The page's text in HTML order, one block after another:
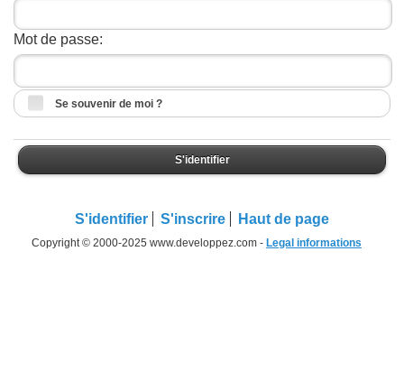
Mot de passe:
Se souvenir de moi ?
S'identifier
S'identifier S'inscrire Haut de page
Copyright © 2000-2025 www.developpez.com - Legal informations